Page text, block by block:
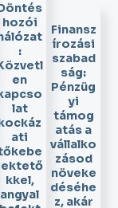
hozói
:
en
lat
ati
kkel,
angyal
Finansz
írozási
szabad
ság:
Pénzüg
yi
támog
atás a
vállalko
zásod
növeke
déséhe
z, akár